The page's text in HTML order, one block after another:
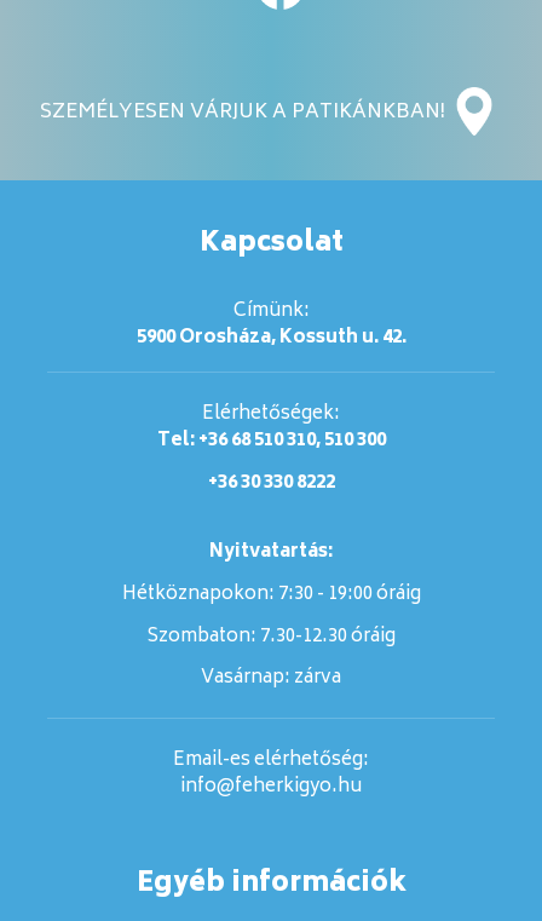
SZEMÉLYESEN VÁRJUK A PATIKÁNKBAN!
Kapcsolat
Címünk:
5900 Orosháza, Kossuth u. 42.
Elérhetőségek:
Tel: +36 68 510 310, 510 300
+36 30 330 8222
Nyitvatartás:
Hétköznapokon: 7:30 - 19:00 óráig
Szombaton:7.30-12.30 óráig
Vasárnap:zárva
Email-es elérhetőség:
info@feherkigyo.hu
Egyéb információk